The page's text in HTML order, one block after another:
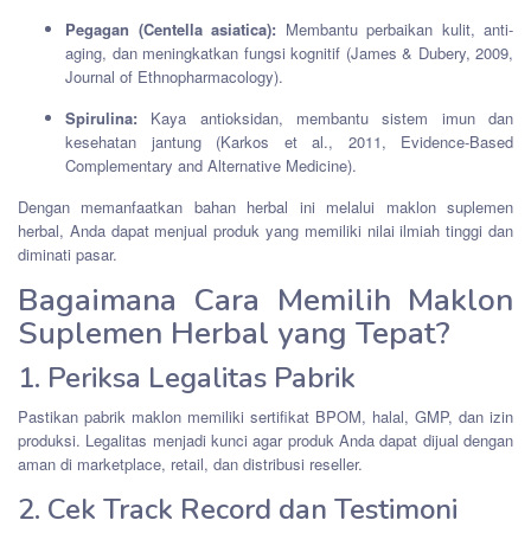
Pegagan (Centella asiatica): Membantu perbaikan kulit, anti-
aging, dan meningkatkan fungsi kognitif (James & Dubery, 2009,
Journal of Ethnopharmacology).
Spirulina: Kaya antioksidan, membantu sistem imun dan
kesehatan jantung (Karkos et al., 2011, Evidence-Based
Complementary and Alternative Medicine).
Dengan memanfaatkan bahan herbal ini melalui maklon suplemen
herbal, Anda dapat menjual produk yang memiliki nilai ilmiah tinggi dan
diminati pasar.
Bagaimana Cara Memilih Maklon
Suplemen Herbal yang Tepat?
1. Periksa Legalitas Pabrik
Pastikan pabrik maklon memiliki sertifikat BPOM, halal, GMP, dan izin
produksi. Legalitas menjadi kunci agar produk Anda dapat dijual dengan
aman di marketplace, retail, dan distribusi reseller.
2. Cek Track Record dan Testimoni